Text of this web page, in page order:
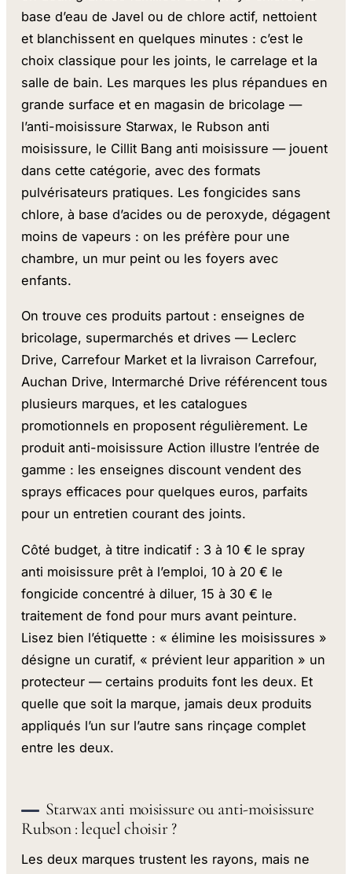
base d’eau de Javel ou de chlore actif, nettoient
et blanchissent en quelques minutes : c’est le
choix classique pour les joints, le carrelage et la
salle de bain. Les marques les plus répandues en
grande surface et en magasin de bricolage —
l’anti-moisissure Starwax, le Rubson anti
moisissure, le Cillit Bang anti moisissure — jouent
dans cette catégorie, avec des formats
pulvérisateurs pratiques. Les fongicides sans
chlore, à base d’acides ou de peroxyde, dégagent
moins de vapeurs : on les préfère pour une
chambre, un mur peint ou les foyers avec
enfants.
On trouve ces produits partout : enseignes de
bricolage, supermarchés et drives — Leclerc
Drive, Carrefour Market et la livraison Carrefour,
Auchan Drive, Intermarché Drive référencent tous
plusieurs marques, et les catalogues
promotionnels en proposent régulièrement. Le
produit anti-moisissure Action illustre l’entrée de
gamme : les enseignes discount vendent des
sprays efficaces pour quelques euros, parfaits
pour un entretien courant des joints.
Côté budget, à titre indicatif : 3 à 10 € le spray
anti moisissure prêt à l’emploi, 10 à 20 € le
fongicide concentré à diluer, 15 à 30 € le
traitement de fond pour murs avant peinture.
Lisez bien l’étiquette : « élimine les moisissures »
désigne un curatif, « prévient leur apparition » un
protecteur — certains produits font les deux. Et
quelle que soit la marque, jamais deux produits
appliqués l’un sur l’autre sans rinçage complet
entre les deux.
Starwax anti moisissure ou anti-moisissure
Rubson : lequel choisir ?
Les deux marques trustent les rayons, mais ne